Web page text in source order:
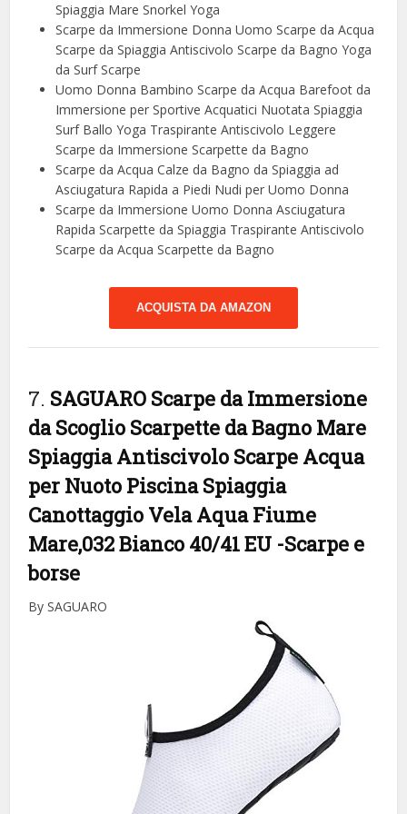
Spiaggia Mare Snorkel Yoga
Scarpe da Immersione Donna Uomo Scarpe da Acqua
Scarpe da Spiaggia Antiscivolo Scarpe da Bagno Yoga
da Surf Scarpe
Uomo Donna Bambino Scarpe da Acqua Barefoot da
Immersione per Sportive Acquatici Nuotata Spiaggia
Surf Ballo Yoga Traspirante Antiscivolo Leggere
Scarpe da Immersione Scarpette da Bagno
Scarpe da Acqua Calze da Bagno da Spiaggia ad
Asciugatura Rapida a Piedi Nudi per Uomo Donna
Scarpe da Immersione Uomo Donna Asciugatura
Rapida Scarpette da Spiaggia Traspirante Antiscivolo
Scarpe da Acqua Scarpette da Bagno
ACQUISTA DA AMAZON
7. SAGUARO Scarpe da Immersione
da Scoglio Scarpette da Bagno Mare
Spiaggia Antiscivolo Scarpe Acqua
per Nuoto Piscina Spiaggia
Canottaggio Vela Aqua Fiume
Mare,032 Bianco 40/41 EU -Scarpe e
borse
By SAGUARO